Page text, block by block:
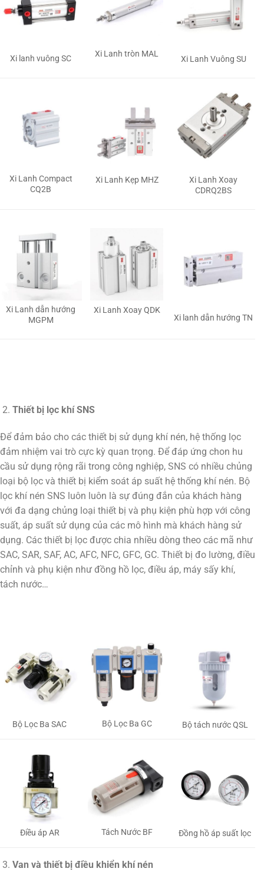
Xi lanh vuông SC Xi Lanh tròn MAL
Xi Lanh Vuông SU
Xi Lanh Compact
CQ2B
Xi Lanh Kẹp MHZ
Xi Lanh Xoay
CDRQ2BS
Xi Lanh dẫn hướng
MGPM
Xi Lanh Xoay QDK
Xi lanh dẫn hướng TN
Thiết bị lọc khí SNS
Để đảm bảo cho các thiết bị sử dụng khí nén, hệ thống lọc
đảm nhiệm vai trò cực kỳ quan trọng. Để đáp ứng chon hu
cầu sử dụng rộng rãi trong công nghiệp, SNS có nhiều chủng
loại bộ lọc và thiết bị kiểm soát áp suất hệ thống khí nén. Bộ
lọc khí nén SNS luôn luôn là sự đúng đắn của khách hàng
với đa dạng chủng loại thiết bị và phụ kiện phù hợp với công
suất, áp suất sử dụng của các mô hình mà khách hàng sử
dụng. Các thiết bị lọc được chia nhiều dòng theo các mã như
SAC, SAR, SAF, AC, AFC, NFC, GFC, GC. Thiết bị đo lường, điều
chỉnh và phụ kiện như đồng hồ lọc, điều áp, máy sấy khí,
tách nước…
Bộ Lọc Ba SAC Bộ Lọc Ba GC Bộ tách nước QSL
Điều áp AR Tách Nước BF Đồng hồ áp suất lọc
Van và thiết bị điều khiển khí nén